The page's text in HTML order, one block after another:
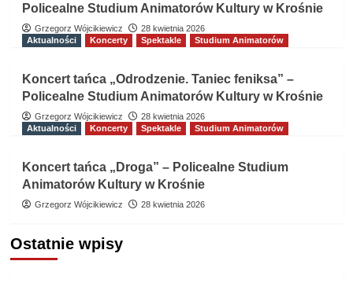
Policealne Studium Animatorów Kultury w Krośnie
Grzegorz Wójcikiewicz
28 kwietnia 2026
Aktualności
Koncerty Spektakle Studium Animatorów
Koncert tańca „Odrodzenie. Taniec feniksa” –
Policealne Studium Animatorów Kultury w Krośnie
Grzegorz Wójcikiewicz
28 kwietnia 2026
Aktualności
Koncerty Spektakle Studium Animatorów
Koncert tańca „Droga” – Policealne Studium
Animatorów Kultury w Krośnie
Grzegorz Wójcikiewicz 28 kwietnia 2026
Ostatnie wpisy